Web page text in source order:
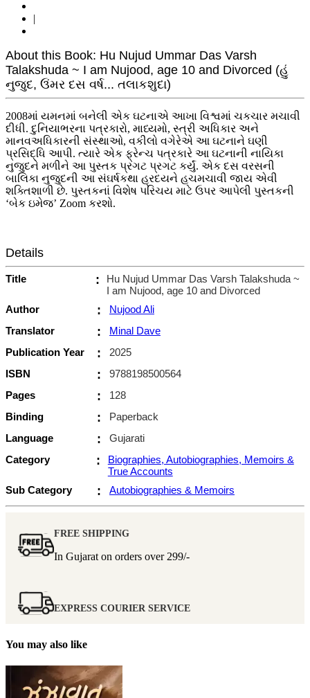
|
About this Book: Hu Nujud Ummar Das Varsh
Talakshuda ~ I am Nujood, age 10 and Divorced (હું
નુજુદ, ઉંમર દસ વર્ષ... તલાકશુદા)
2008માં યમનમાં બનેલી એક ઘટનાએ આખા વિશ્વમાં ચકચાર મચાવી
દીધી. દુનિયાભરના પત્રકારો, માધ્યમો, સ્ત્રી અધિકાર અને
માનવઅધિકારની સંસ્થાઓ, વકીલો વગેરેએ આ ઘટનાને ઘણી
પ્રસિદ્ધિ આપી. ત્યારે એક ફ્રેન્ચ પત્રકારે આ ઘટનાની નાયિકા
નુજુદને મળીને આ પુસ્તક પ્રગટ પ્રગટ કર્યું. એક દસ વરસની
બાલિકા નુજુદની આ સંઘર્ષકથા હ્રદયને હચમચાવી જાય એવી
શક્તિશાળી છે. પુસ્તકનાં વિશેષ પરિચય માટે ઉપર આપેલી પુસ્તકની
‘બેક ઇમેજ’ Zoom કરશો.
Details
Title :
Hu Nujud Ummar Das Varsh Talakshuda ~
I am Nujood, age 10 and Divorced
Author
:
Nujood Ali
Translator
:
Minal Dave
Publication Year
:
2025
ISBN
:
9788198500564
Pages
:
128
Binding
:
Paperback
Language
:
Gujarati
Category
:
Biographies, Autobiographies, Memoirs &
True Accounts
Sub Category
: Autobiographies & Memoirs
FREE SHIPPING
In Gujarat on orders over 299/-
EXPRESS COURIER SERVICE
You may also like